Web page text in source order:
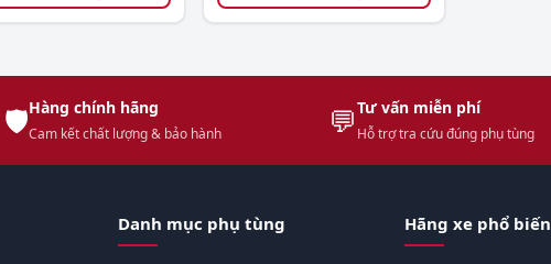
🛡️Hàng chính hãng
Cam kết chất lượng & bảo hành 💬Tư vấn miễn phí
Hỗ trợ tra cứu đúng phụ tùng
Danh mục phụ tùng Hãng xe phổ biến